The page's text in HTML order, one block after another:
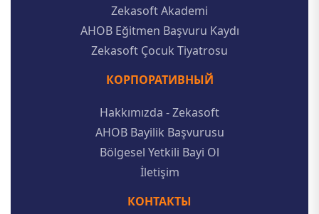
Zekasoft Akademi
AHOB Eğitmen Başvuru Kaydı
Zekasoft Çocuk Tiyatrosu
КОРПОРАТИВНЫЙ
Hakkımızda - Zekasoft
AHOB Bayilik Başvurusu
Bölgesel Yetkili Bayi Ol
İletişim
КОНТАКТЫ